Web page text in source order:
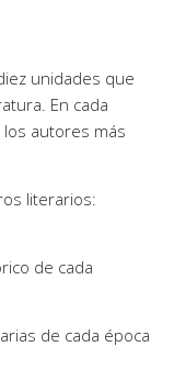
unidades que
En cada
autores más
literarios:
de cada
de cada época